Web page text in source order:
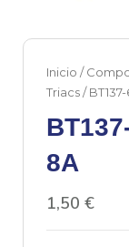
Inicio /
Triacs/
8A
1,50 €